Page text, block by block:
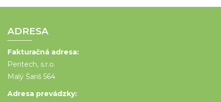
ADRESA
Fakturačná adresa:
Peritech, s.r.o.
Malý Šariš 564
Adresa prevádzky: